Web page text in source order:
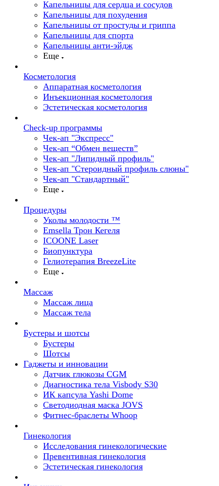
Капельницы для сердца и сосудов
Капельницы для похудения
Капельницы от простуды и гриппа
Капельницы для спорта
Капельницы анти-эйдж
Еще
Косметология
Аппаратная косметология
Инъекционная косметология
Эстетическая косметология
Check-up программы
Чек-ап "Экспресс"
Чек-ап “Обмен веществ”
Чек-ап "Липидный профиль"
Чек-ап "Стероидный профиль слюны"
Чек-ап "Стандартный"
Еще
Процедуры
Уколы молодости ™
Emsella Трон Кегеля
ICOONE Laser
Биопунктура
Гелиотерапия BreezeLite
Еще
Массаж
Массаж лица
Массаж тела
Бустеры и шотсы
Бустеры
Шотсы
Гаджеты и инновации
Датчик глюкозы CGM
Диагностика тела Visbody S30
ИК капсула Yashi Dome
Светодиодная маска JOVS
Фитнес-браслеты Whoop
Гинекология
Исследования гинекологические
Превентивная гинекология
Эстетическая гинекология